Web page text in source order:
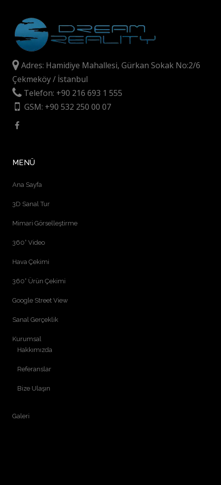
Adres: Hamidiye Mahallesi, Gürkan Sokak No:2/6
Çekmeköy / İstanbul
Telefon: +90 216 693 1 555
GSM: +90 532 250 00 07
MENÜ
Ana Sayfa
3D Sanal Tur
Mimari Görselleştirme
360° Video
Hava Çekimi
360° Ürün Çekimi
Google Street View
Sanal Gerçeklik
Kurumsal
Hakkımızda
Referanslar
Bize Ulaşın
Galeri